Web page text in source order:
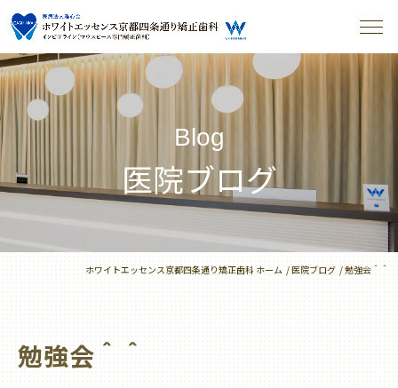
Blog
医院ブログ
ホワイトエッセンス京都四条通り矯正歯科 ホーム 医院ブログ 勉強会＾＾
勉強会＾＾